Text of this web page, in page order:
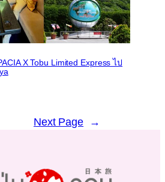
X Tobu Limited Express ไป
Next Page →